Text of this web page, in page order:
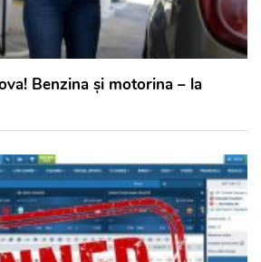
Benzina și motorina – la